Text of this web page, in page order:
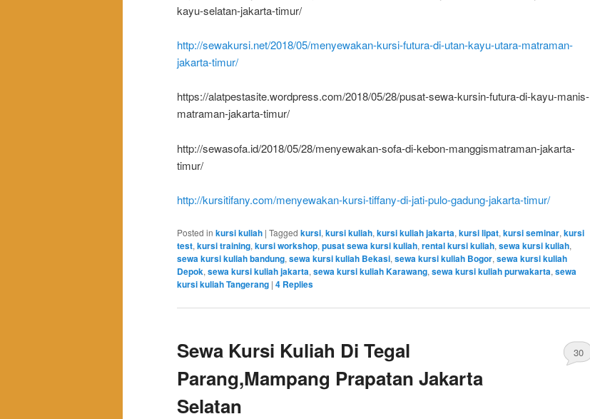
kayu-selatan-jakarta-timur/
http://sewakursi.net/2018/05/menyewakan-kursi-futura-di-utan-kayu-utara-matraman-
jakarta-timur/
https://alatpestasite.wordpress.com/2018/05/28/pusat-sewa-kursin-futura-di-kayu-manis-
matraman-jakarta-timur/
http://sewasofa.id/2018/05/28/menyewakan-sofa-di-kebon-manggismatraman-jakarta-
timur/
http://kursitifany.com/menyewakan-kursi-tiffany-di-jati-pulo-gadung-jakarta-timur/
Posted in kursi kuliah | Tagged kursi, kursi kuliah, kursi kuliah jakarta, kursi lipat, kursi seminar, kursi
test, kursi training, kursi workshop, pusat sewa kursi kuliah, rental kursi kuliah, sewa kursi kuliah,
sewa kursi kuliah bandung, sewa kursi kuliah Bekasi, sewa kursi kuliah Bogor, sewa kursi kuliah
Depok, sewa kursi kuliah jakarta, sewa kursi kuliah Karawang, sewa kursi kuliah purwakarta, sewa
kursi kuliah Tangerang | 4 Replies
Sewa Kursi Kuliah Di Tegal
Parang,Mampang Prapatan Jakarta
Selatan
30